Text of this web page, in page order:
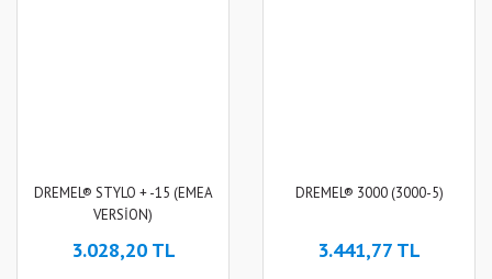
DREMEL® STYLO + -15 (EMEA
VERSİON)
3.028,20 TL
DREMEL® 3000 (3000-5)
3.441,77 TL